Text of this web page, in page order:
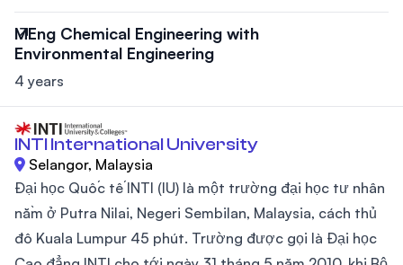
MEng Chemical Engineering with
Environmental Engineering
4 years
INTI International University
Selangor, Malaysia
Đại học Quốc tế INTI (IU) là một trường đại học tư nhân
nằm ở Putra Nilai, Negeri Sembilan, Malaysia, cách thủ
đô Kuala Lumpur 45 phút. Trường được gọi là Đại học